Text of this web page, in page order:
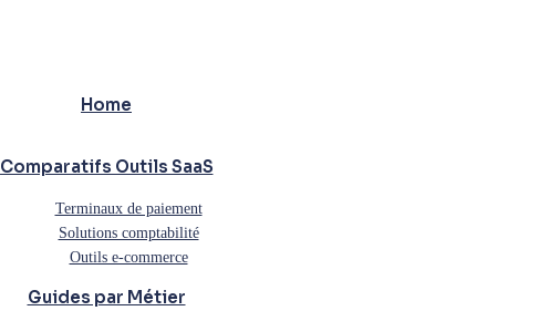
Home
Comparatifs Outils SaaS
Terminaux de paiement
Solutions comptabilité
Outils e-commerce
Guides par Métier